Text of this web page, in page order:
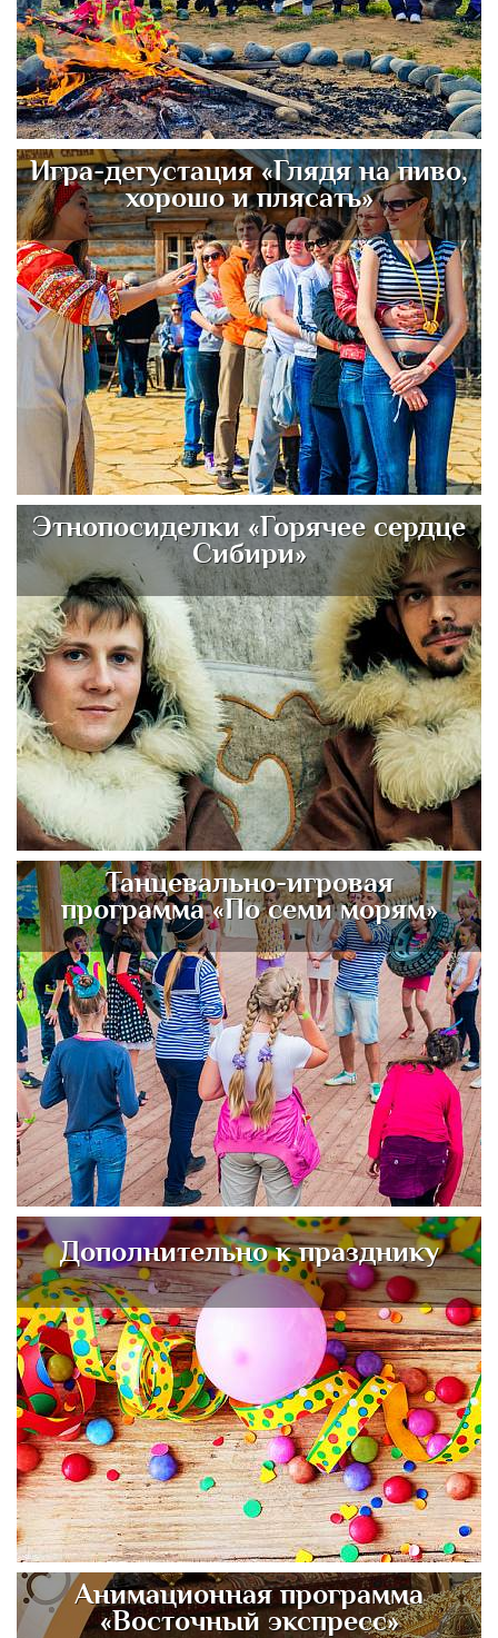
Игра-дегустация «Глядя на пиво,
хорошо и плясать»
Этнопосиделки «Горячее сердце
Сибири»
Танцевально-игровая
программа «По семи морям»
Дополнительно к празднику
Анимационная программа
«Восточный экспресс»